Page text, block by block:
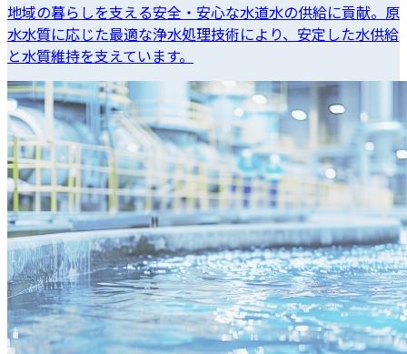
地域の暮らしを支える安全・安心な水道水の供給に貢献。原
水水質に応じた最適な浄水処理技術により、安定した水供給
と水質維持を支えています。